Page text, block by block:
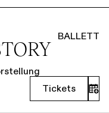
BALLETT
Tickets